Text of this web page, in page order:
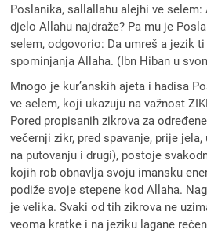
Poslanika, sallallahu alejhi ve
djelo Allahu najdraže? Pa mu je
selem, odgovorio: Da umreš a jezik
spominjanja Allaha. (Ibn Hiban u
Mnogo je kur’anskih ajeta i hadisa
ve selem, koji ukazuju na važnost
Pored propisanih zikrova za
večernji zikr, pred spavanje, prije
na putovanju i drugi), postoje
kojih rob obnavlja svoju imansku
podiže svoje stepene kod Allaha.
je velika. Svaki od tih zikrova ne
veoma kratke i na jeziku lagane